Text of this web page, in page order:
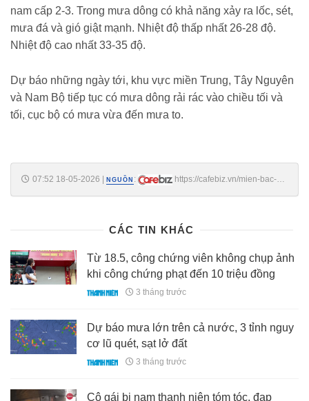
nam cấp 2-3. Trong mưa dông có khả năng xảy ra lốc, sét,
mưa đá và gió giật mạnh. Nhiệt độ thấp nhất 26-28 độ.
Nhiệt độ cao nhất 33-35 độ.
Dự báo những ngày tới, khu vực miền Trung, Tây Nguyên
và Nam Bộ tiếp tục có mưa dông rải rác vào chiều tối và
tối, cục bộ có mưa vừa đến mưa to.
07:52 18-05-2026 NGUỒN :
https://cafebiz.vn/mien-bac-
CÁC TIN KHÁC
Từ 18.5, công chứng viên không chụp ảnh
khi công chứng phạt đến 10 triệu đồng
3 tháng trước
Dự báo mưa lớn trên cả nước, 3 tỉnh nguy
cơ lũ quét, sạt lở đất
3 tháng trước
Cô gái bị nam thanh niên tóm tóc, đạp